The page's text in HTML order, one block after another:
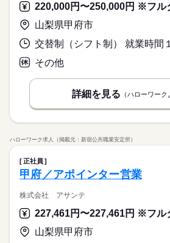
山梨県甲府市
その他
詳細を見る （ハローワーク
ハローワーク求人（掲載元：新宿公共職業安定所）
正社員
甲府／アポインター営業
株式会社 アサンテ
山梨県甲府市